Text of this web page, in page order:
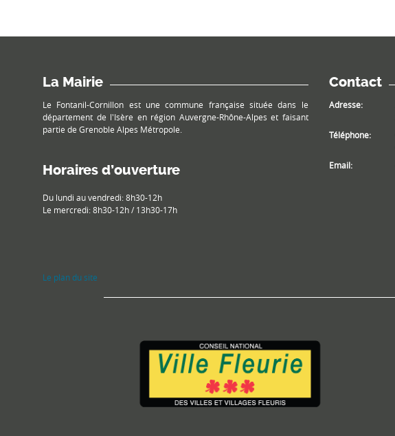
La Mairie
Le Fontanil-Cornillon est une commune française située dans le
département de l'Isère en région Auvergne-Rhône-Alpes et faisant
partie de Grenoble Alpes Métropole.
Horaires d’ouverture
Du lundi au vendredi: 8h30-12h
Le mercredi: 8h30-12h / 13h30-17h
Contact
Adresse:
Téléphone:
Email:
Le plan du site